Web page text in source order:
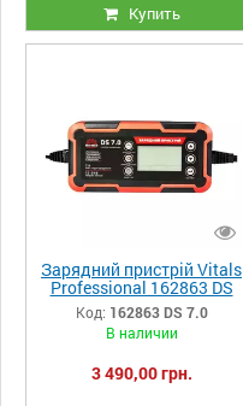
Купить
Зарядний пристрій Vitals
Professional 162863 DS
7.0
Код: 162863 DS 7.0
В наличии
3 490,00 грн.